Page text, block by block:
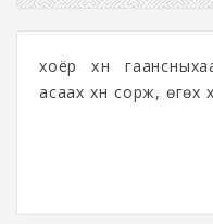
хоёр хүн
асаах хүн сорж, өгөх